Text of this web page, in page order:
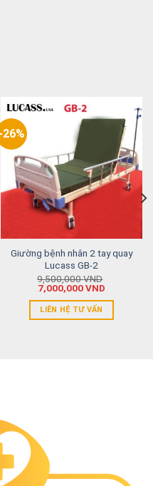
-26%
Giường bệnh nhân 2 tay quay
Lucass GB-2
9,500,000VND
7,000,000VND
LIÊN HỆ TƯ VẤN